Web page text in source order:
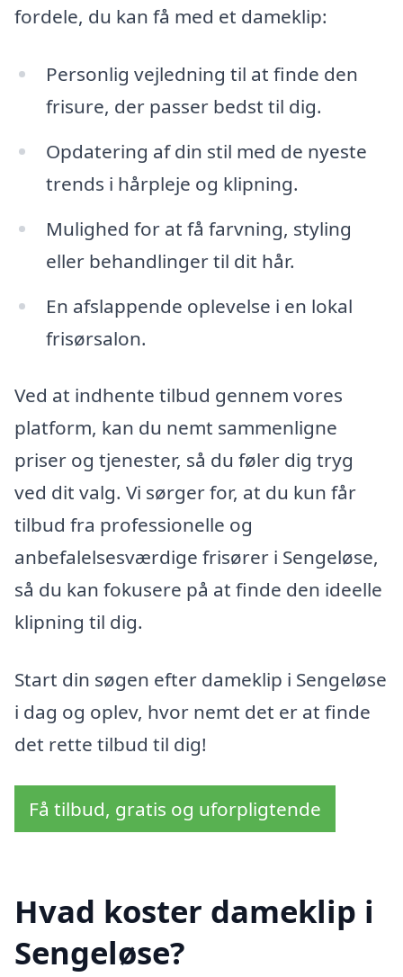
fordele, du kan få med et dameklip:
Personlig vejledning til at finde den
frisure, der passer bedst til dig.
Opdatering af din stil med de nyeste
trends i hårpleje og klipning.
Mulighed for at få farvning, styling
eller behandlinger til dit hår.
En afslappende oplevelse i en lokal
frisørsalon.
Ved at indhente tilbud gennem vores
platform, kan du nemt sammenligne
priser og tjenester, så du føler dig tryg
ved dit valg. Vi sørger for, at du kun får
tilbud fra professionelle og
anbefalelsesværdige frisører i Sengeløse,
så du kan fokusere på at finde den ideelle
klipning til dig.
Start din søgen efter dameklip i Sengeløse
i dag og oplev, hvor nemt det er at finde
det rette tilbud til dig!
Få tilbud, gratis og uforpligtende
Hvad koster dameklip i
Sengeløse?